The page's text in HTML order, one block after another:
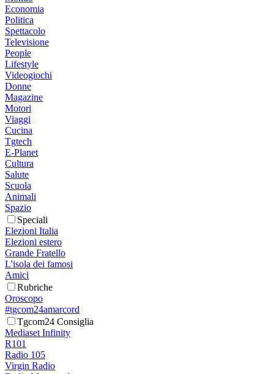
Economia
Politica
Spettacolo
Televisione
People
Lifestyle
Videogiochi
Donne
Magazine
Motori
Viaggi
Cucina
Tgtech
E-Planet
Cultura
Salute
Scuola
Animali
Spazio
Speciali
Elezioni Italia
Elezioni estero
Grande Fratello
L'isola dei famosi
Amici
Rubriche
Oroscopo
#tgcom24amarcord
Tgcom24 Consiglia
Mediaset Infinity
R101
Radio 105
Virgin Radio